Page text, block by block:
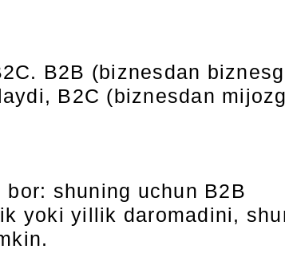
B2B (biznesdan
B2C (biznesdan
shuning uchun B2B
yoki yillik daromadini,